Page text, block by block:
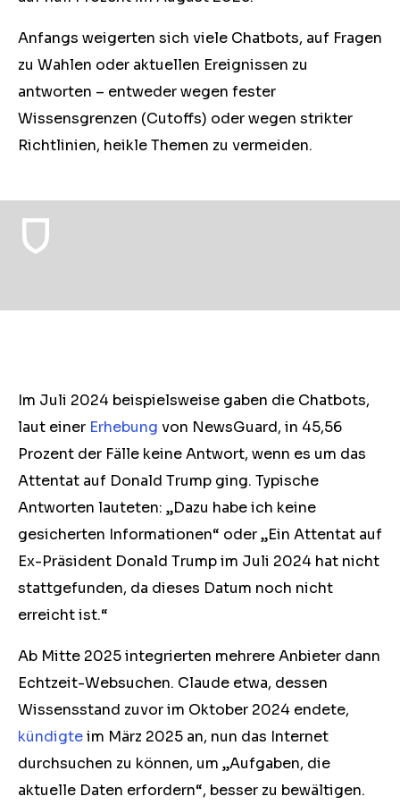
Anfangs weigerten sich viele Chatbots, auf Fragen
zu Wahlen oder aktuellen Ereignissen zu
antworten – entweder wegen fester
Wissensgrenzen (Cutoffs) oder wegen strikter
Richtlinien, heikle Themen zu vermeiden.
Im Juli 2024 beispielsweise gaben die Chatbots,
laut einer Erhebung von NewsGuard, in 45,56
Prozent der Fälle keine Antwort, wenn es um das
Attentat auf Donald Trump ging. Typische
Antworten lauteten: „Dazu habe ich keine
gesicherten Informationen“ oder „Ein Attentat auf
Ex-Präsident Donald Trump im Juli 2024 hat nicht
stattgefunden, da dieses Datum noch nicht
erreicht ist.“
Ab Mitte 2025 integrierten mehrere Anbieter dann
Echtzeit-Websuchen. Claude etwa, dessen
Wissensstand zuvor im Oktober 2024 endete,
kündigteim März 2025 an, nun das Internet
durchsuchen zu können, um „Aufgaben, die
aktuelle Daten erfordern“, besser zu bewältigen.